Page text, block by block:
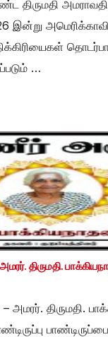
திருமதி
இன்று
…
திருமதி.
அமரர். திருமதி.
பாண்டிருப்பை